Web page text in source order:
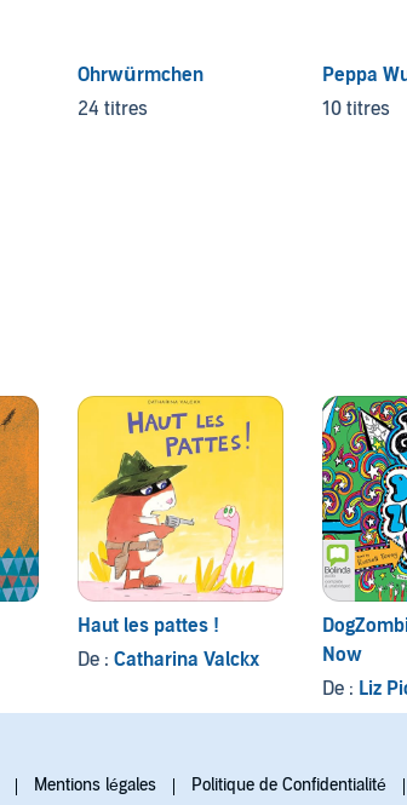
Ohrwürmchen
24 titres
Peppa
10 titres
Haut les pattes !
De : Catharina Valckx
Now
De : Liz
Mentions légales Politique de Confidentialité